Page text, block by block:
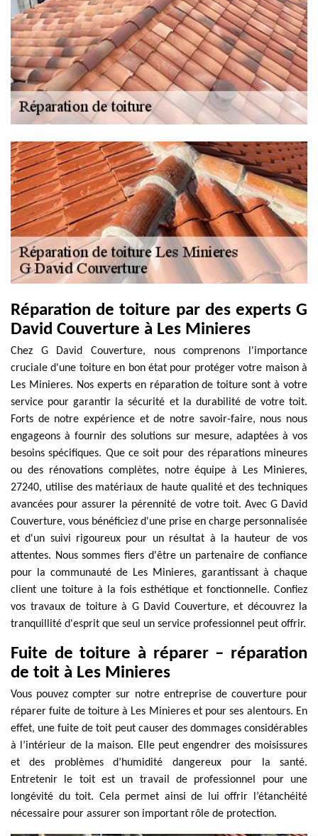
Réparation de toiture par des experts G
David Couverture à Les Minieres
Chez G David Couverture, nous comprenons l'importance
cruciale d'une toiture en bon état pour protéger votre maison à
Les Minieres. Nos experts en réparation de toiture sont à votre
service pour garantir la sécurité et la durabilité de votre toit.
Forts de notre expérience et de notre savoir-faire, nous nous
engageons à fournir des solutions sur mesure, adaptées à vos
besoins spécifiques. Que ce soit pour des réparations mineures
ou des rénovations complètes, notre équipe à Les Minieres,
27240, utilise des matériaux de haute qualité et des techniques
avancées pour assurer la pérennité de votre toit. Avec G David
Couverture, vous bénéficiez d'une prise en charge personnalisée
et d'un suivi rigoureux pour un résultat à la hauteur de vos
attentes. Nous sommes fiers d'être un partenaire de confiance
pour la communauté de Les Minieres, garantissant à chaque
client une toiture à la fois esthétique et fonctionnelle. Confiez
vos travaux de toiture à G David Couverture, et découvrez la
tranquillité d'esprit que seul un service professionnel peut offrir.
Fuite de toiture à réparer – réparation
de toit à Les Minieres
Vous pouvez compter sur notre entreprise de couverture pour
réparer fuite de toiture à Les Minieres et pour ses alentours. En
effet, une fuite de toit peut causer des dommages considérables
à l’intérieur de la maison. Elle peut engendrer des moisissures
et des problèmes d’humidité dangereux pour la santé.
Entretenir le toit est un travail de professionnel pour une
longévité du toit. Cela permet ainsi de lui offrir l’étanchéité
nécessaire pour assurer son important rôle de protection.